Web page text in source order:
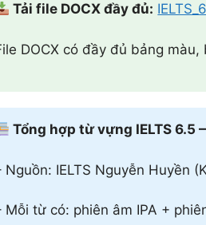
Tải file DOCX đầy đủ:
DOCX có đầy đủ bảng
Tổng hợp từ vựng IELTS
Nguồn: IELTS Nguyễn Huyền
Mỗi từ có: phiên âm IPA +